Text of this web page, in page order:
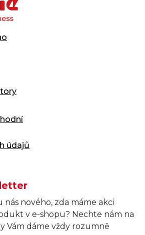
údajů
nás nového, zda máme akci
v e-shopu? Nechte nám na
Vám dáme vždy rozumně